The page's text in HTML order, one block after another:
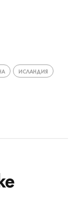
ИСЛАНДИЯ